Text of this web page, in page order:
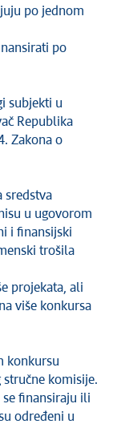
po jednom
po
subjekti u
Republika
Zakona o
sredstva
u ugovorom
i finansijski
trošila
projekata, ali
više konkursa
konkursu
komisije.
finansiraju ili
određeni u